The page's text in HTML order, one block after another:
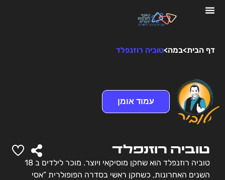
דף הבית>במה>טוביה רוזנפלד
עמוד אומן
טוביה רוזנפלד
טוביה רוזנפלד הוא שחקן מוסיקאי ויוצר. מוכר לילדים ב 18
השנים האחרונות, כשחקן ראשי בסדרה הפופולרית ”אסי